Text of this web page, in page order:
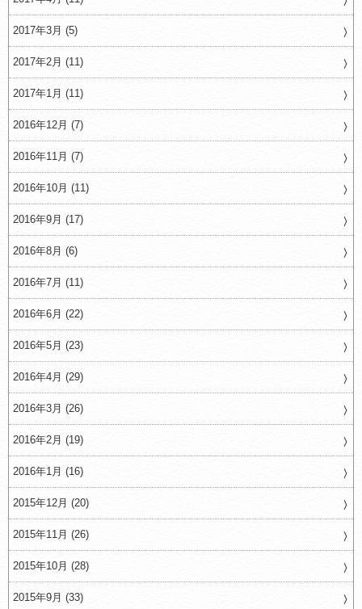
2017年3月 (5)
2017年2月 (11)
2017年1月 (11)
2016年12月 (7)
2016年11月 (7)
2016年10月 (11)
2016年9月 (17)
2016年8月 (6)
2016年7月 (11)
2016年6月 (22)
2016年5月 (23)
2016年4月 (29)
2016年3月 (26)
2016年2月 (19)
2016年1月 (16)
2015年12月 (20)
2015年11月 (26)
2015年10月 (28)
2015年9月 (33)